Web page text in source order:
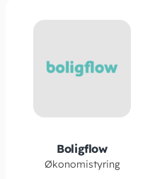
Boligflow
Økonomistyring